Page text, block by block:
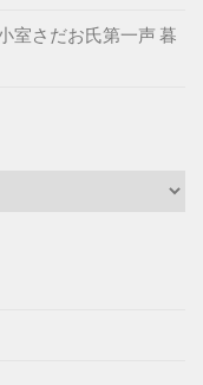
室さだお氏第一声 暮